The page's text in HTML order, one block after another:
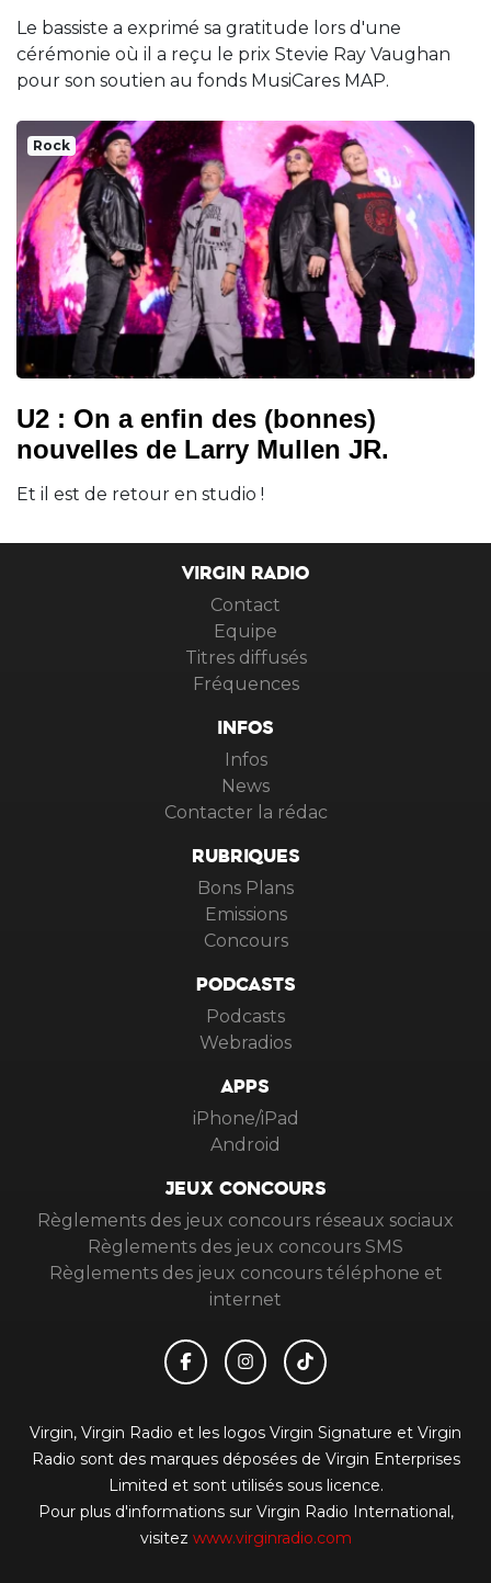
Le bassiste a exprimé sa gratitude lors d'une
cérémonie où il a reçu le prix Stevie Ray Vaughan
pour son soutien au fonds MusiCares MAP.
Rock
U2 : On a enfin des (bonnes)
nouvelles de Larry Mullen JR.
Et il est de retour en studio !
VIRGIN RADIO
Contact
Equipe
Titres diffusés
Fréquences
INFOS
Infos
News
Contacter la rédac
RUBRIQUES
Bons Plans
Emissions
Concours
PODCASTS
Podcasts
Webradios
APPS
iPhone/iPad
Android
JEUX CONCOURS
Règlements des jeux concours réseaux sociaux
Règlements des jeux concours SMS
Règlements des jeux concours téléphone et
internet
Virgin, Virgin Radio et les logos Virgin Signature et Virgin
Radio sont des marques déposées de Virgin Enterprises
Limited et sont utilisés sous licence.
Pour plus d'informations sur Virgin Radio International,
visitez www.virginradio.com